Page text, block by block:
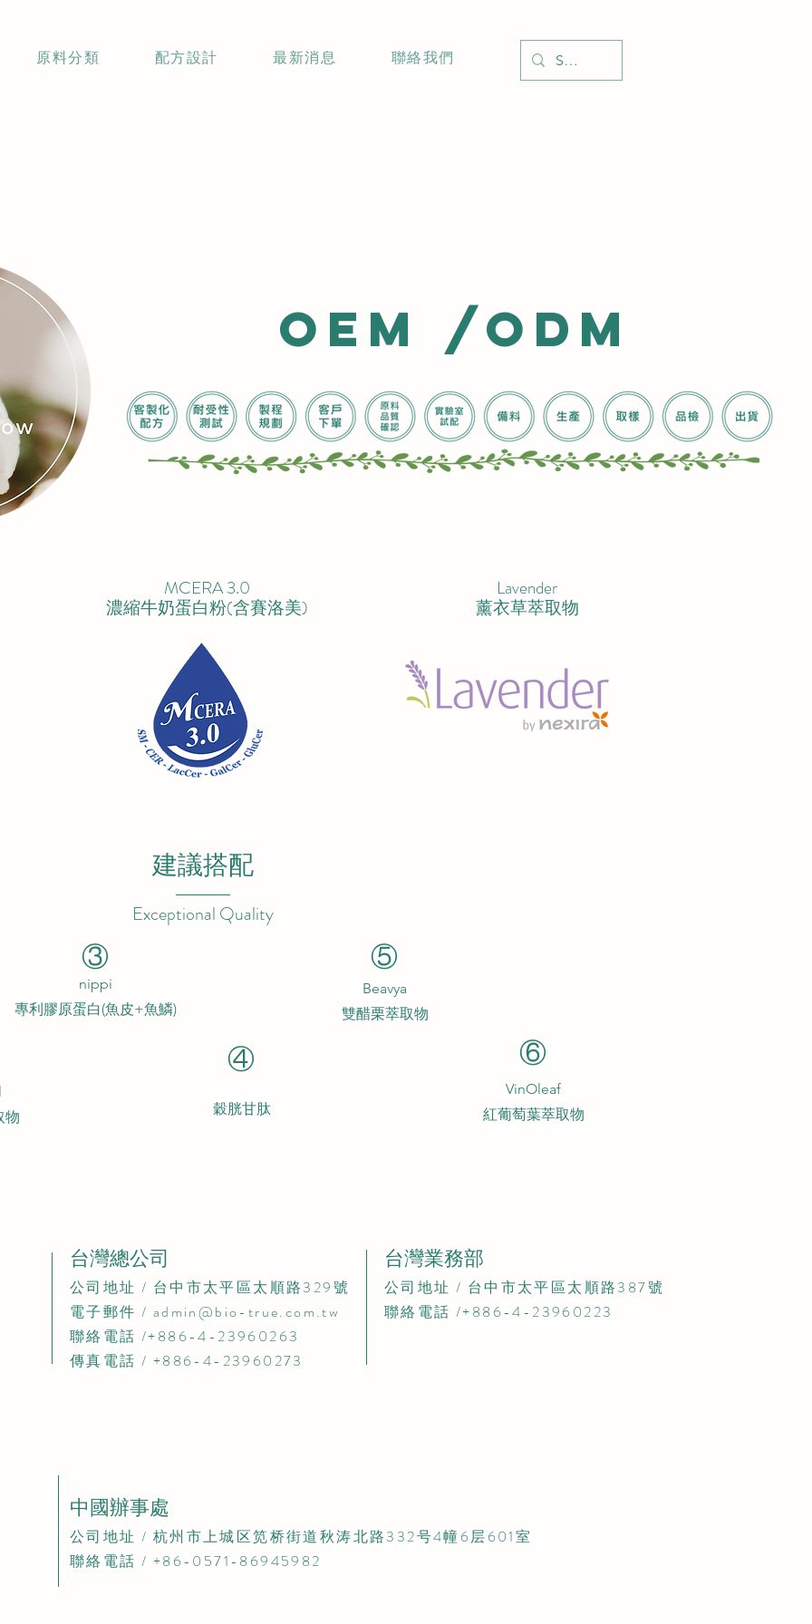
原料分類 配方設計 最新消息 聯絡我們
OEM /ODM
MCERA 3.0
濃縮牛奶蛋白粉(含賽洛美)
Lavender
薰衣草萃取物
建議搭配
Exceptional Quality
③
nippi
專利膠原蛋白(魚皮+魚鱗)
⑤
Beavya
雙醋栗萃取物
物
④
穀胱甘肽
⑥
VinOleaf
紅葡萄葉萃取物
台灣總公司
​公司地址 / 台中市太平區太順路329號​
電子郵件 / admin@bio-true.com.tw
聯絡電話 /+886-4-23960263
傳真電話 / +886-4-23960273
台灣業務部
​公司地址 / 台中市太平區太順路387號​
聯絡電話 /+886-4-23960223
中國辦事處
​公司地址 / 杭州市上城区笕桥街道秋涛北路332号4幢6层601室
聯絡電話 / +86-0571-86945982